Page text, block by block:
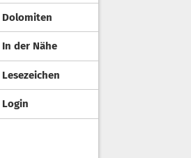
Dolomiten
In der Nähe
Lesezeichen
Login